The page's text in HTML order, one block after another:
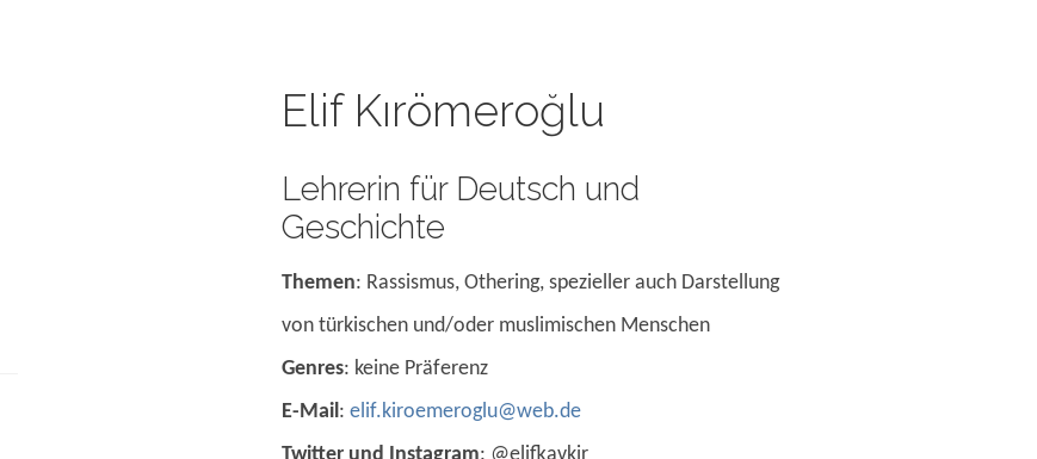
Elif Kırömeroğlu
Lehrerin für Deutsch und
Geschichte
Themen: Rassismus, Othering, spezieller auch Darstellung
von türkischen und/oder muslimischen Menschen
Genres: keine Präferenz
E-Mail :elif.kiroemeroglu@web.de